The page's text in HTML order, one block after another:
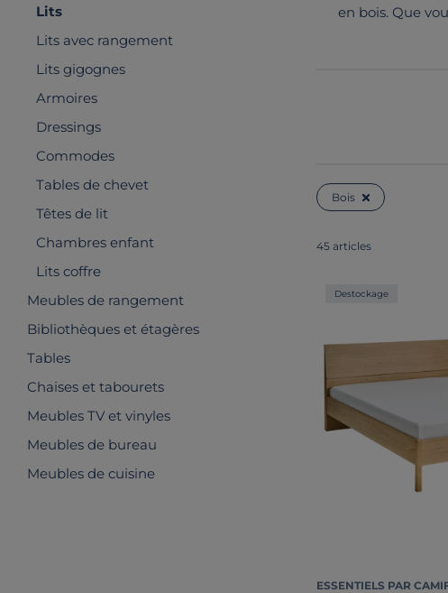
Lits
Lits avec rangement
Lits gigognes
Armoires
Dressings
Commodes
Tables de chevet
Têtes de lit
Chambres enfant
Lits coffre
Meubles de rangement
Bibliothèques et étagères
Tables
Chaises et tabourets
Meubles TV et vinyles
Meubles de bureau
Meubles de cuisine
en bois. Que
Bois
45 articles
Destockage
ESSENTIELS PAR